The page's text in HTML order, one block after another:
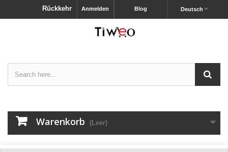
Deutsch
Blog
Anmelden
Rückkehr
Warenkorb (Leer)